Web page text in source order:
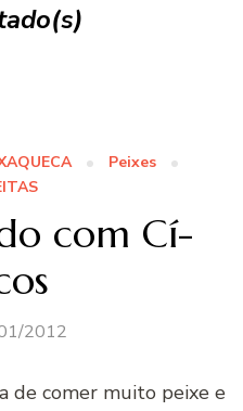
Peixes
com Cí­
2012
de comer muito peixe e